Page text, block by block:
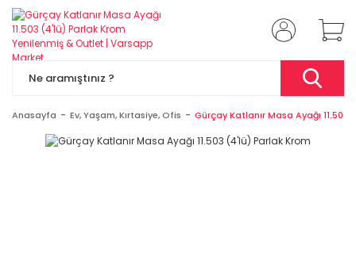
Anasayfa Ev, Yaşam, Kırtasiye, Ofis Gürçay Katlanır Masa Ayağı